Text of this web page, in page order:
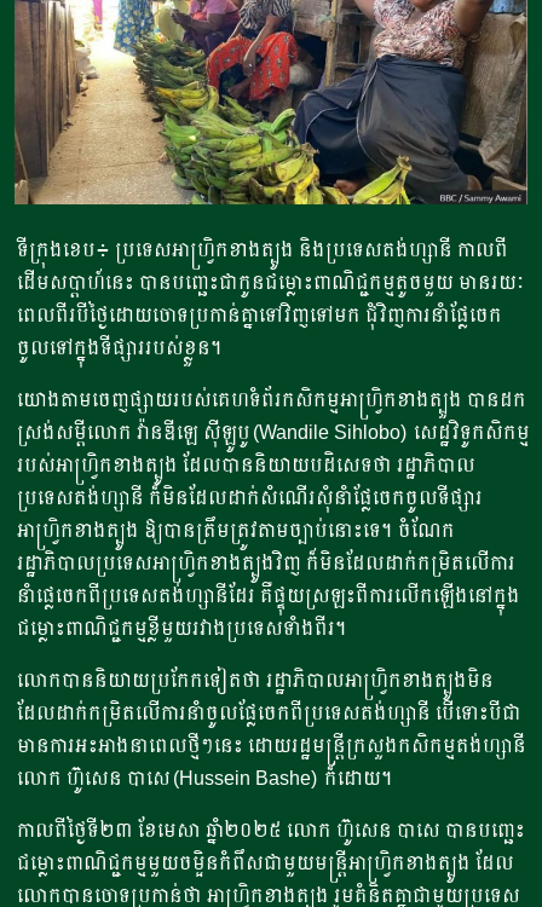
ទីក្រុងខេប៖​ ប្រទេសអាហ្វ្រិកខាងត្បូង​ និងប្រទេសតង់ហ្សានី​​ កាលពី
ដើមសប្តាហ៍នេះ​ បានបញ្ឆេះជាកូនជម្លោះពាណិជ្ជកម្មតូច​មួយ មានរយៈ
ពេលពីរបីថ្ងៃ​ដោយចោទប្រកាន់គ្នាទៅវិញទៅមក ជុំវិញការនាំផ្លែចេក
ចូលទៅក្នុងទីផ្សាររបស់ខ្លួន។
យោងតាមចេញផ្សាយរបស់គេហទំព័រកសិកម្មអាហ្វ្រិកខាងត្បួង​ បានដក
ស្រង់សម្តីលោក​ វ៉ានឌីឡេ ស៊ីឡូបូ (Wandile Sihlobo)​ សេដ្ឋវិទូកសិកម្ម
របស់អាហ្វ្រិកខាងត្បូង​ ដែលបាននិយាយបដិសេទថា​​ រដ្ឋាភិបាល
ប្រទេសតង់ហ្សានី​ ក៏មិនដែលដាក់សំណើរសុំនាំផ្លែចេកចូលទីផ្សារ
អាហ្វ្រិកខាងត្បូង ឱ្យបានត្រឹមត្រូវតាមច្បាប់នោះទេ។​​​ ចំណែក
រដ្ឋាភិបាលប្រទេសអាហ្រ្វិកខាងត្បូងវិញ​ ក៏មិនដែលដាក់កម្រិតលើការ
នាំផ្លេចេកពីប្រទេសតង់ហ្សានីដែរ គឺផ្ទុយស្រឡះពីការលើកឡើងនៅក្នុង
ជម្លោះពាណិជ្ជកម្មខ្លីមួយរវាងប្រទេសទាំងពីរ។
លោកបាននិយាយប្រកែកទៀតថា​​ រដ្ឋាភិបាលអាហ្រ្វិកខាងត្បូងមិន
ដែលដាក់កម្រិតលើការនាំចូលផ្លែចេកពីប្រទេសតង់ហ្សានី បើទោះបីជា
មានការអះអាងនាពេលថ្មីៗនេះ ដោយរដ្ឋមន្ត្រីក្រសួងកសិកម្មតង់ហ្សានី
លោក​​ ហ៊ូសេន​​ បាសេ (Hussein Bashe) ក៏ដោយ។
កាលពីថ្ងៃទី២៣​ ខែមេសា​ ឆ្នាំ២០២៥ លោក ហ៊ូសេន​​ បាសេ បានបញ្ឆេះ
ជម្លោះពាណិជ្ជកម្មមួយចម្អិនកំពឹស​ជាមួយមន្ត្រីអាហ្វ្រិកខាងត្បូង ដែល
លោកបានចោទប្រកាន់ថា អាហ្រ្វិកខាងត្បូង រួមគំនិតគ្នាជាមួយប្រទេស